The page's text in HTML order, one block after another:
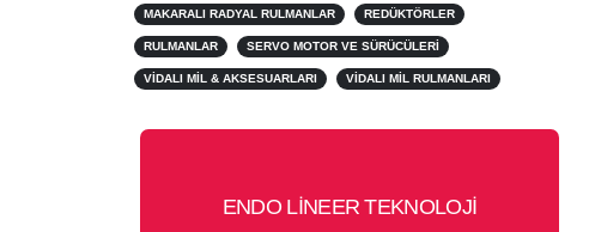
MAKARALI RADYAL RULMANLAR REDÜKTÖRLER
RULMANLAR SERVO MOTOR VE SÜRÜCÜLERI
VIDALI MIL & AKSESUARLARI VIDALI MIL RULMANLARI
ENDO LİNEER TEKNOLOJİ